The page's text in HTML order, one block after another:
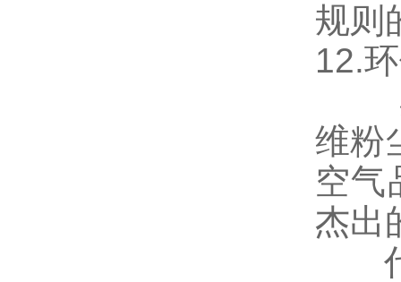
规则
12.
奥
维粉
空气
杰出
代